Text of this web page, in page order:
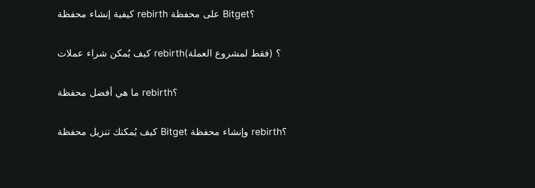
كيفية إنشاء محفظة rebirth على محفظة Bitget؟
كيف يُمكن شراء عملات rebirth؟ (فقط لمشروع العملة)
ما هي أفضل محفظة rebirth؟
كيف يُمكنك تنزيل محفظة Bitget وإنشاء محفظة rebirth؟